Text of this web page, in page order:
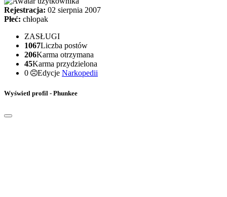
Rejestracja: 02 sierpnia 2007
Płeć: chłopak
ZASŁUGI
1067Liczba postów
206Karma otrzymana
45Karma przydzielona
0
Edycje Narkopedii
Wyświetl profil - Phunkee